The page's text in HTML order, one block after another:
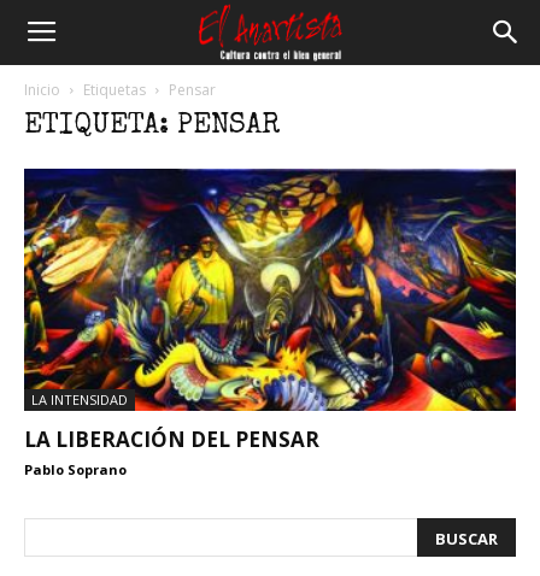
Inicio Etiquetas Pensar
ETIQUETA: PENSAR
LA INTENSIDAD
LA LIBERACIÓN DEL PENSAR
Pablo Soprano